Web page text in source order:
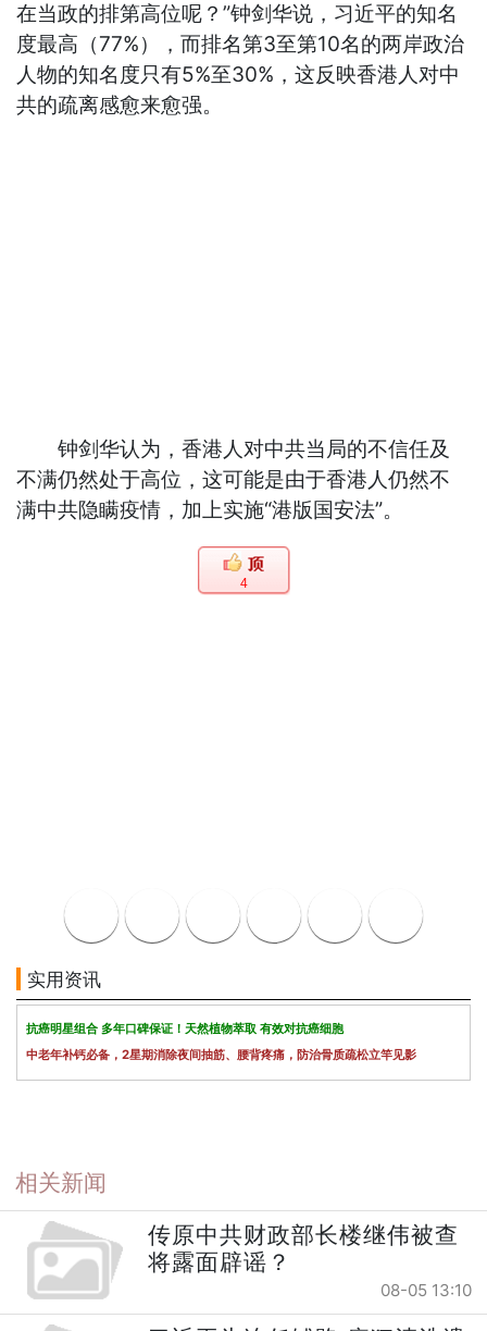
在当政的排第高位呢？”钟剑华说，习近平的知名
度最高（77%），而排名第3至第10名的两岸政治
人物的知名度只有5%至30%，这反映香港人对中
共的疏离感愈来愈强。
钟剑华认为，香港人对中共当局的不信任及
不满仍然处于高位，这可能是由于香港人仍然不
满中共隐瞒疫情，加上实施“港版国安法”。
4
实用资讯
抗癌明星组合 多年口碑保证！天然植物萃取 有效对抗癌细胞
中老年补钙必备，2星期消除夜间抽筋、腰背疼痛，防治骨质疏松立竿见影
相关新闻
传原中共财政部长楼继伟被查
将露面辟谣？
08-05 13:10